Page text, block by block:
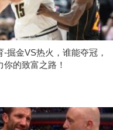
-掘金VS热火，谁能夺冠，
你的致富之路！